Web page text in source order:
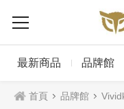
最新商品 品牌館
首頁 品牌館